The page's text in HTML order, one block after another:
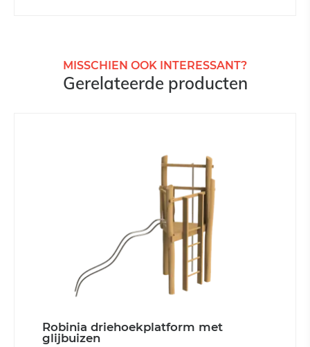
MISSCHIEN OOK INTERESSANT?
Gerelateerde producten
Robinia driehoekplatform met
glijbuizen